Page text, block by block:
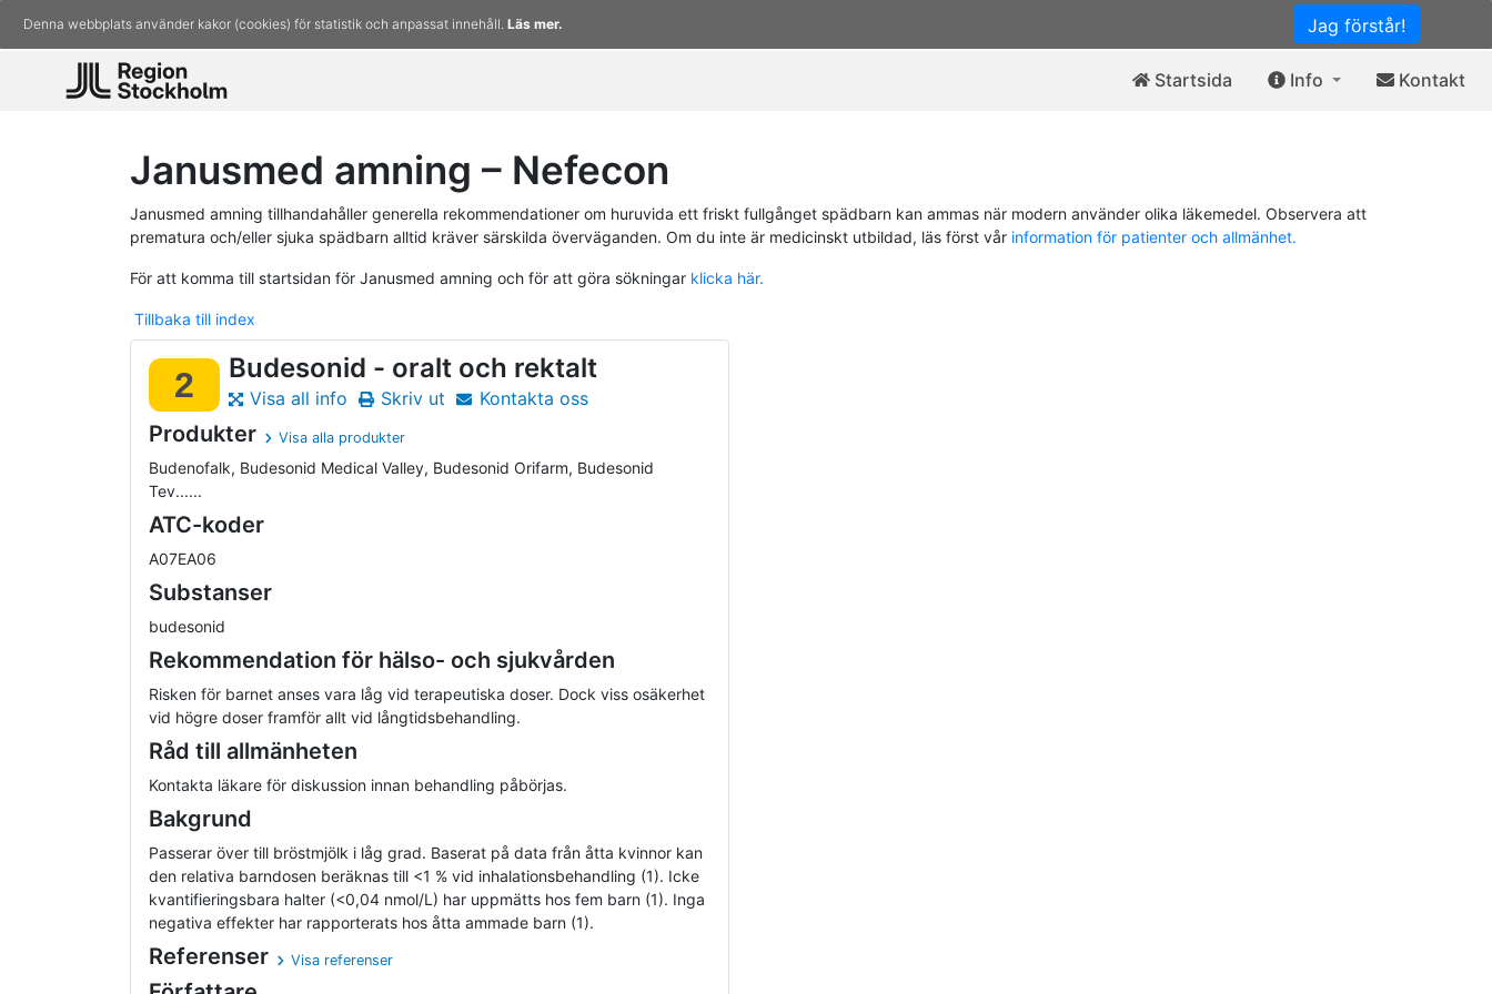
Jag förstår!
Denna webbplats använder kakor (cookies) för statistik och anpassat innehåll. Läs mer.
Startsida Info Kontakt
Janusmed amning – Nefecon
Janusmed amning tillhandahåller generella rekommendationer om huruvida ett friskt fullgånget spädbarn kan ammas när modern använder olika läkemedel. Observera att
prematura och/eller sjuka spädbarn alltid kräver särskilda överväganden. Om du inte är medicinskt utbildad, läs först vår information för patienter och allmänhet.
För att komma till startsidan för Janusmed amning och för att göra sökningar klicka här.
Tillbaka till index
2 Budesonid - oralt och rektalt
Visa all info Skriv ut Kontakta oss
Produkter Visa alla produkter
Budenofalk, Budesonid Medical Valley, Budesonid Orifarm, Budesonid
Tev......
ATC-koder
A07EA06
Substanser
budesonid
Rekommendation för hälso- och sjukvården
Risken för barnet anses vara låg vid terapeutiska doser. Dock viss osäkerhet
vid högre doser framför allt vid långtidsbehandling.
Råd till allmänheten
Kontakta läkare för diskussion innan behandling påbörjas.
Bakgrund
Passerar över till bröstmjölk i låg grad. Baserat på data från åtta kvinnor kan
den relativa barndosen beräknas till <1 % vid inhalationsbehandling (1). Icke
kvantifieringsbara halter (<0,04 nmol/L) har uppmätts hos fem barn (1). Inga
negativa effekter har rapporterats hos åtta ammade barn (1).
Referenser Visa referenser